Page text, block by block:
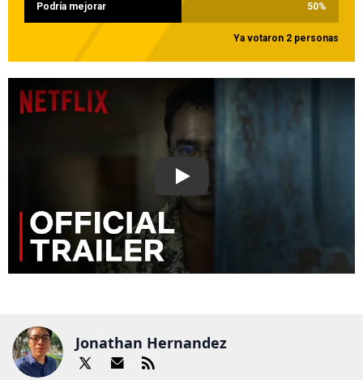
Podría mejorar 50%
Ya votaron 2 personas
Play
Jonathan Hernandez